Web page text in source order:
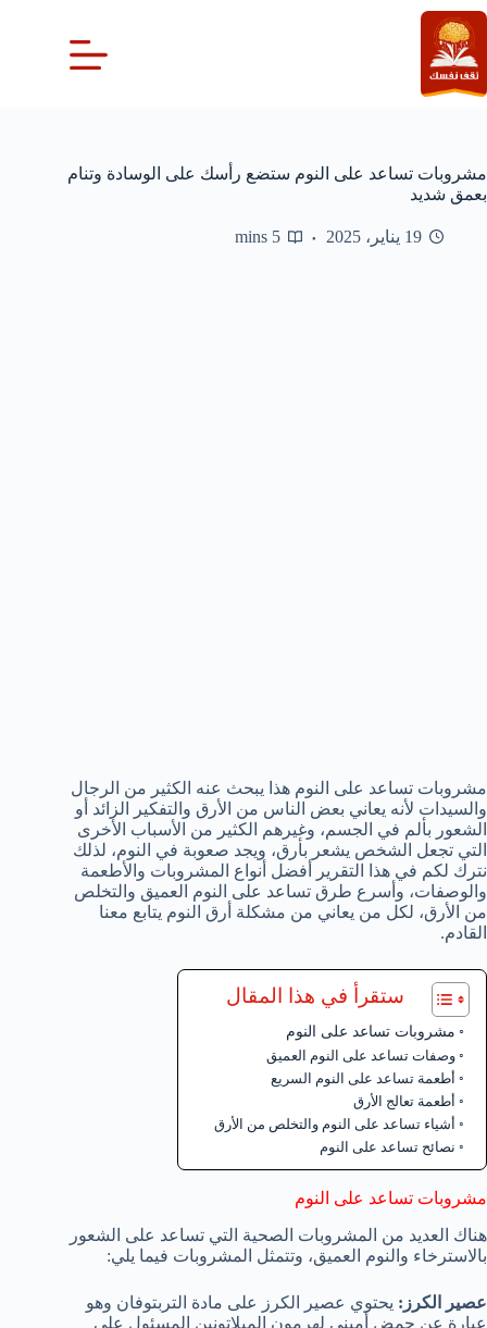
التجاوز
إلى
المحتوى
مشروبات تساعد على النوم ستضع رأسك على الوسادة وتنام
بعمق شديد
19 يناير، 2025 5 mins
مشروبات تساعد على النوم هذا يبحث عنه الكثير من الرجال
والسيدات لأنه يعاني بعض الناس من الأرق والتفكير الزائد أو
الشعور بألم في الجسم، وغيرهم الكثير من الأسباب الأخرى
التي تجعل الشخص يشعر بأرق، ويجد صعوبة في النوم، لذلك
نترك لكم في هذا التقرير أفضل أنواع المشروبات والأطعمة
والوصفات، وأسرع طرق تساعد على النوم العميق والتخلص
من الأرق، لكل من يعاني من مشكلة أرق النوم يتابع معنا
القادم.
ستقرأ في هذا المقال
مشروبات تساعد على النوم
وصفات تساعد على النوم العميق
أطعمة تساعد على النوم السريع
أطعمة تعالج الأرق
أشياء تساعد على النوم والتخلص من الأرق
نصائح تساعد على النوم
مشروبات تساعد على النوم
هناك العديد من المشروبات الصحية التي تساعد على الشعور
بالاسترخاء والنوم العميق، وتتمثل المشروبات فيما يلي:
عصير الكرز: يحتوي عصير الكرز على مادة التربتوفان وهو
عبارة عن حمض أميني لهرمون الميلاتونين المسئول على